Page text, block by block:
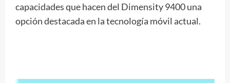
capacidades que hacen del Dimensity 9400 una
opción destacada en la tecnología móvil actual.